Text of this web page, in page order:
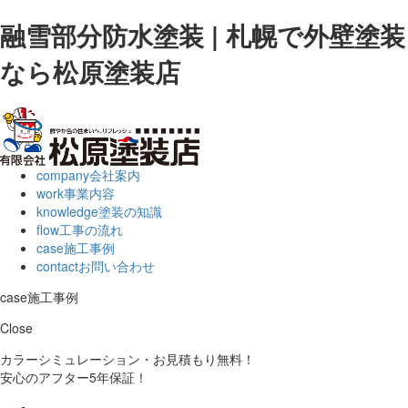
融雪部分防水塗装 | 札幌で外壁塗装
なら松原塗装店
company会社案内
work事業内容
knowledge塗装の知識
flow工事の流れ
case施工事例
contactお問い合わせ
case施工事例
Close
カラーシミュレーション・お見積もり無料！
安心のアフター5年保証！